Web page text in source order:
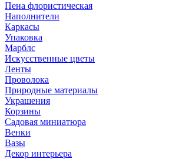
Пена флористическая
Наполнители
Каркасы
Упаковка
Марблс
Искусственные цветы
Ленты
Проволока
Природные материалы
Украшения
Корзины
Садовая миниатюра
Венки
Вазы
Декор интерьера